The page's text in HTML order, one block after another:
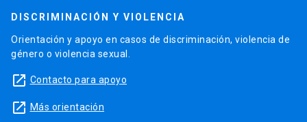
DISCRIMINACIÓN Y VIOLENCIA
Orientación y apoyo en casos de discriminación, violencia de
género o violencia sexual.
launch Contacto para apoyo
launch Más orientación